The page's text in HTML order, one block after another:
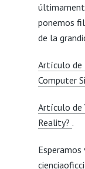
ponemos
de la
Artículo de
Computer
Artículo de
Reality? .